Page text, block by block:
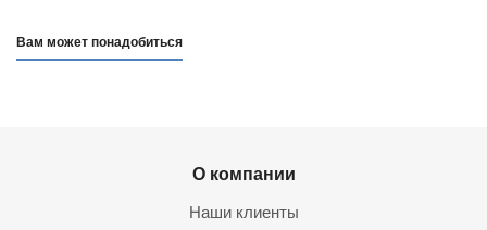
Вам может понадобиться
О компании
Наши клиенты